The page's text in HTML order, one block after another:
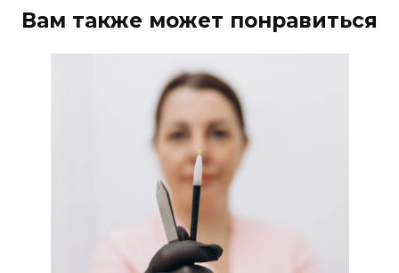
Вам также может понравиться